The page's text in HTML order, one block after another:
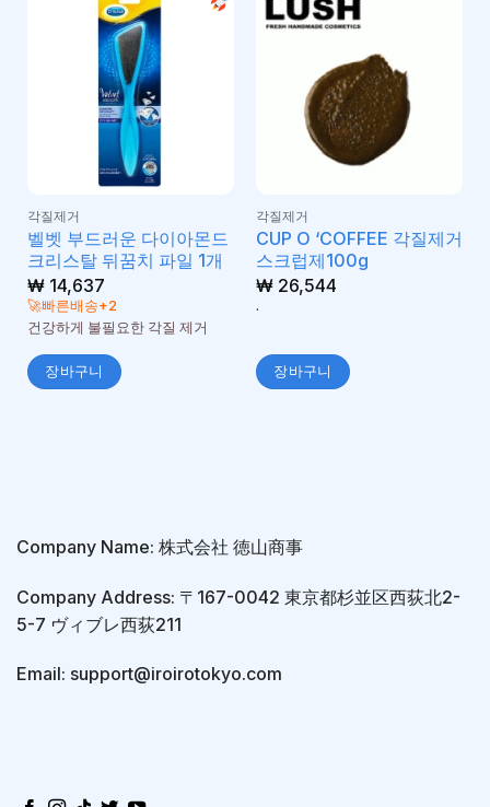
각질제거
벨벳 부드러운 다이아몬드
크리스탈 뒤꿈치 파일 1개
₩14,637
🚀빠른배송+2
건강하게 불필요한 각질 제거
장바구니
각질제거
CUP O ‘COFFEE 각질제거
스크럽제100g
₩26,544
.
장바구니
Company Name: 株式会社 徳山商事
Company Address: 〒167-0042 東京都杉並区西荻北2-
5-7 ヴィブレ西荻211
Email: support@iroirotokyo.com